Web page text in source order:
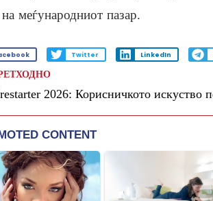
меѓународниот пазар.
Twitter LinkedIn